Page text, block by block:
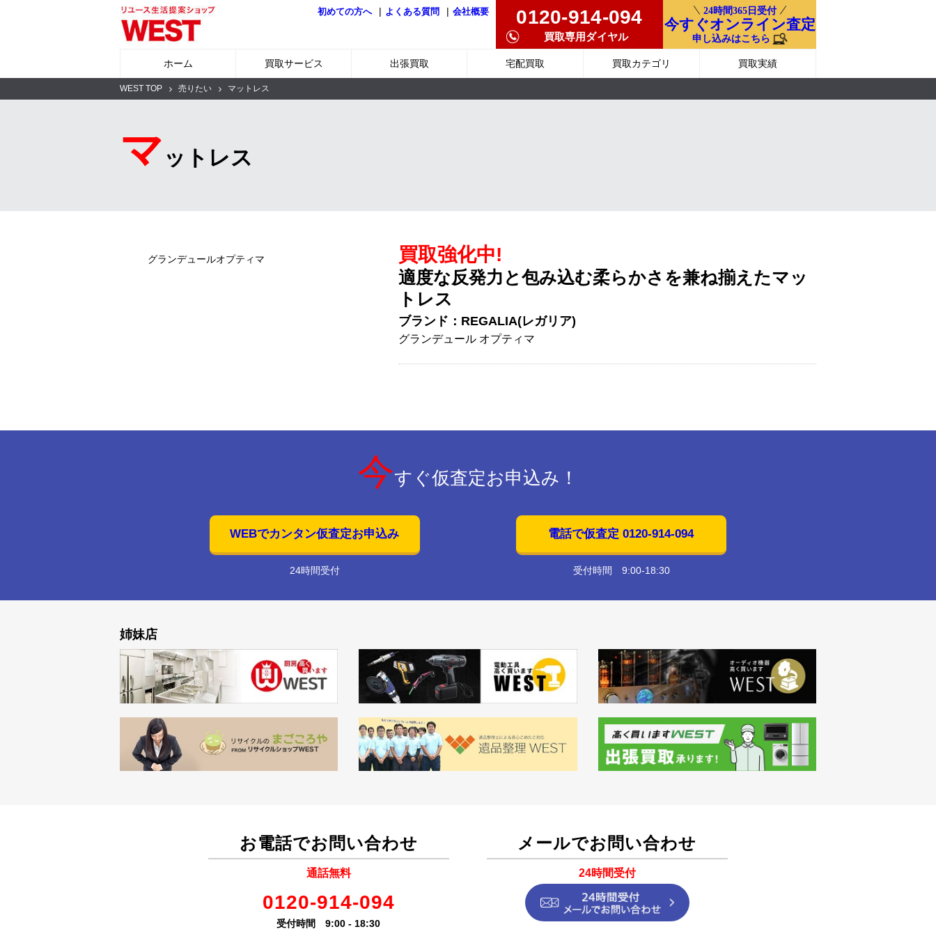
初めての方へ | よくある質問 | 会社概要 0120-914-094
買取専用ダイヤル
24時間365日受付
今すぐオンライン査定
申し込みはこちら
ホーム 買取サービス 出張買取 宅配買取 買取カテゴリ 買取実績
WEST TOP 売りたい マットレス
マ ットレス
グランデュールオプティマ 買取強化中!
適度な反発力と包み込む柔らかさを兼ね揃えたマッ
トレス
ブランド：REGALIA(レガリア)
グランデュール オプティマ
今すぐ仮査定お申込み！
WEBでカンタン仮査定お申込み
24時間受付
電話で仮査定 0120-914-094
受付時間 9:00-18:30
姉妹店
お電話でお問い合わせ
通話無料
0120-914-094
受付時間 9:00 - 18:30
メールでお問い合わせ
24時間受付